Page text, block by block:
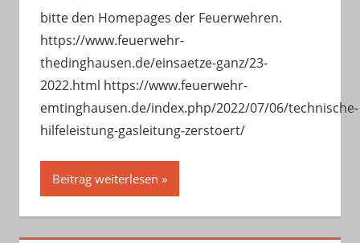
bitte den Homepages der Feuerwehren.
https://www.feuerwehr-
thedinghausen.de/einsaetze-ganz/23-
2022.html https://www.feuerwehr-
emtinghausen.de/index.php/2022/07/06/technische-
hilfeleistung-gasleitung-zerstoert/
Beitrag weiterlesen